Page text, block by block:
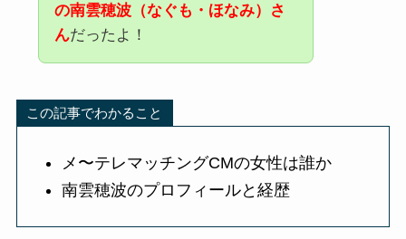
の南雲穂波（なぐも・ほなみ）さ
んだったよ！
この記事でわかること
メ〜テレマッチングCMの女性は誰か
南雲穂波のプロフィールと経歴